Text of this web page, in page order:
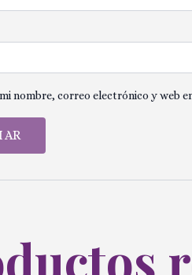
nombre, correo electrónico y web